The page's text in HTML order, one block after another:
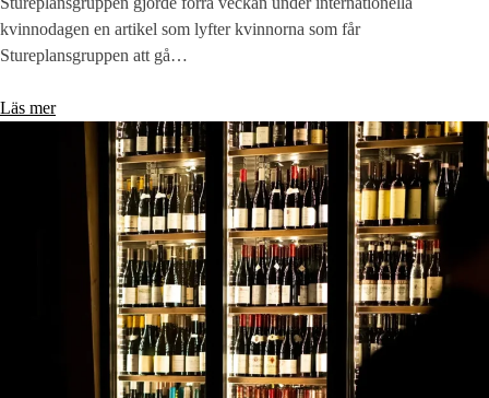
kvinnodagen en artikel som lyfter kvinnorna som får
Stureplansgruppen att gå…
Läs mer